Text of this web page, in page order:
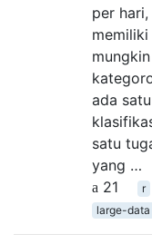
per
ada
satu
yang …
21
r
large-data